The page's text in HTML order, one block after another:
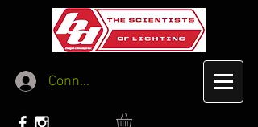
Connexion